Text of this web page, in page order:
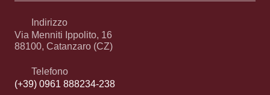
Indirizzo
Via Menniti Ippolito, 16
88100, Catanzaro (CZ)
Telefono
(+39) 0961 888234-238